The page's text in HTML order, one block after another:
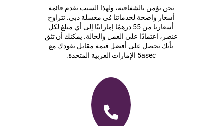
نحن نؤمن بالشفافية، ولهذا السبب نقدم قائمة
أسعار واضحة لخدماتنا في مغسلة دبي. تتراوح
أسعارنا من 55 درهمًا إماراتيًا إلى أي مبلغ لكل
عنصر، اعتمادًا على العمل والحالة. يمكنك أن تثق
بأنك تحصل على أفضل قيمة مقابل نقودك مع
5asec الإمارات العربية المتحدة.